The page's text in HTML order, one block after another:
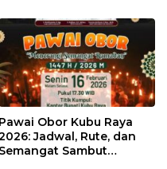
Pawai Obor Kubu Raya
Jadwal, Rute, dan
Semangat Sambut